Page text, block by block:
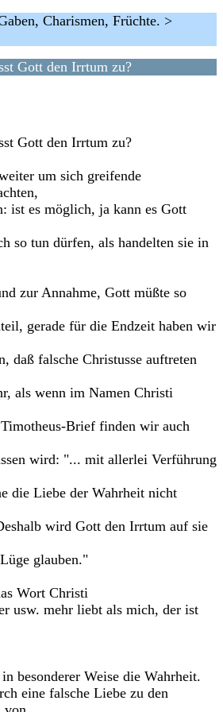
Charismen, Früchte. >
Gott den Irrtum zu?
Gott den Irrtum zu?
um sich greifende
ist es möglich, ja kann es Gott
so tun dürfen, als handelten sie in
zur Annahme, Gott müßte so
gerade für die Endzeit haben wir
daß falsche Christusse auftreten
als wenn im Namen Christi
Brief finden wir auch
wird: "... mit allerlei Verführung
die Liebe der Wahrheit nicht
wird Gott den Irrtum auf sie
glauben."
Wort Christi
usw. mehr liebt als mich, der ist
besonderer Weise die Wahrheit.
eine falsche Liebe zu den